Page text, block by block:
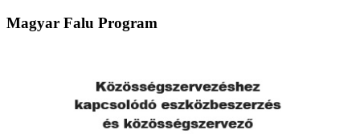
Magyar Falu Program